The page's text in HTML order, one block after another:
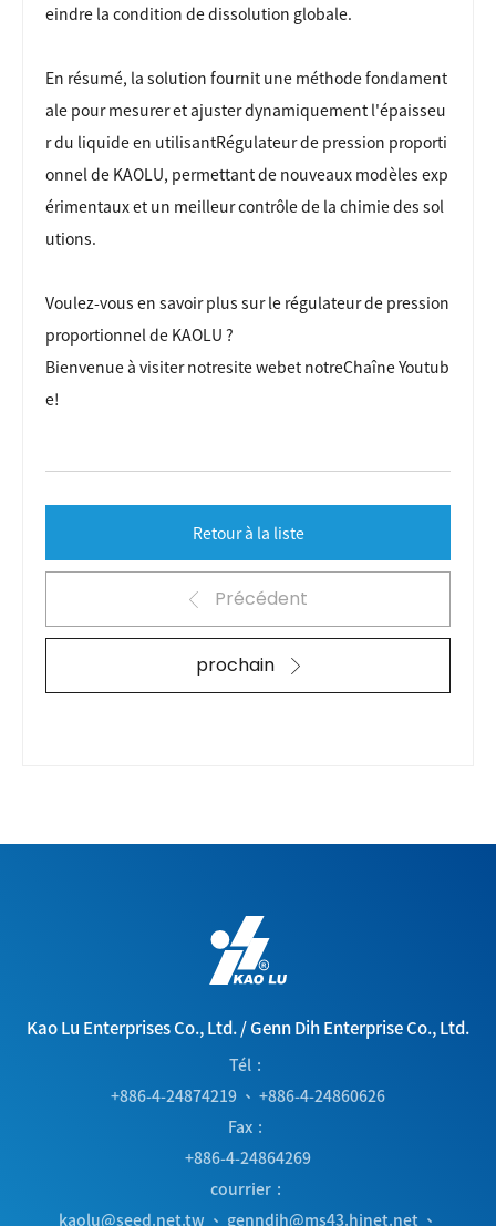
eindre la condition de dissolution globale.
En résumé, la solution fournit une méthode fondament
ale pour mesurer et ajuster dynamiquement l'épaisseu
r du liquide en utilisantRégulateur de pression proporti
onnel de KAOLU, permettant de nouveaux modèles exp
érimentaux et un meilleur contrôle de la chimie des sol
utions.
Voulez-vous en savoir plus sur le régulateur de pression
proportionnel de KAOLU ?
Bienvenue à visiter notresite webet notreChaîne Youtub
e!
Précédent
Retour à la liste
prochain
Kao Lu Enterprises Co., Ltd./Genn Dih Enterprise Co., Ltd.
Tél
+886-4-24874219 、 +886-4-24860626
Fax
+886-4-24864269
courrier
kaolu@seed.net.tw 、 genndih@ms43.hinet.net 、